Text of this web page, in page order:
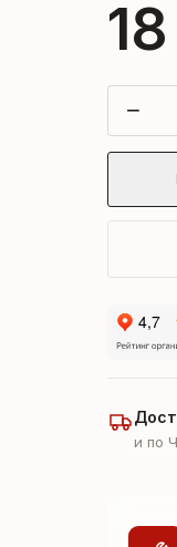
−
и по